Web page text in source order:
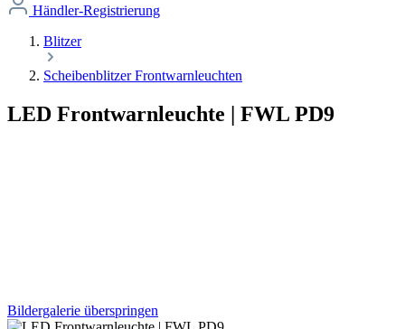
Händler-Registrierung
Blitzer
Scheibenblitzer Frontwarnleuchten
LED Frontwarnleuchte | FWL PD9
Bildergalerie überspringen